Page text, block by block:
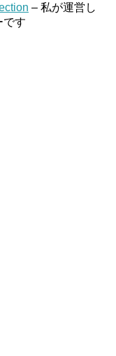
– 私が運営し
です